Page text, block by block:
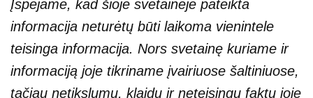
Įspėjame, kad šioje svetainėje pateikta
informacija neturėtų būti laikoma vienintele
teisinga informacija. Nors svetainę kuriame ir
informaciją joje tikriname įvairiuose šaltiniuose,
tačiau netikslumų, klaidų ir neteisingų faktų joje